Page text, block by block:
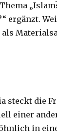
ergänzt.
steckt die
einer
in